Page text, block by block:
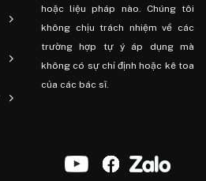
hoặc liệu pháp nào. Chúng tôi
không chịu trách nhiệm về các
trường hợp tự ý áp dụng mà
không có sự chỉ định hoặc kê toa
của các bác sĩ.